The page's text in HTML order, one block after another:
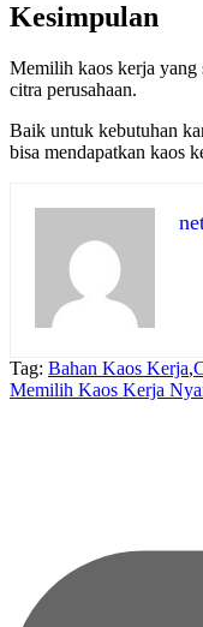
Kesimpulan
Memilih kaos kerja yang
citra perusahaan.
Baik untuk kebutuhan
bisa mendapatkan kaos
Tag: Bahan Kaos Kerja,
Memilih Kaos Kerja